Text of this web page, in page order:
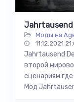
Jahrtausend
Моды на
11.12.2021
Jahrtausend
второй
сценариям
Мод